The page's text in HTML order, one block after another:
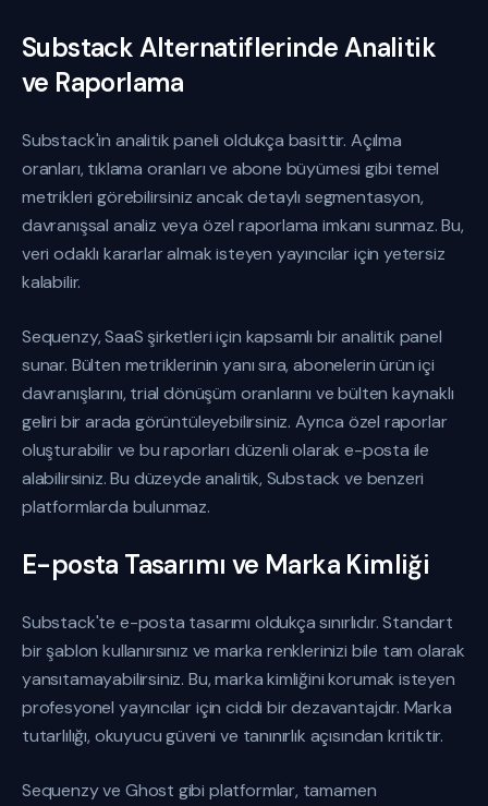
Substack Alternatiflerinde Analitik
ve Raporlama
Substack'in analitik paneli oldukça basittir. Açılma
oranları, tıklama oranları ve abone büyümesi gibi temel
metrikleri görebilirsiniz ancak detaylı segmentasyon,
davranışsal analiz veya özel raporlama imkanı sunmaz. Bu,
veri odaklı kararlar almak isteyen yayıncılar için yetersiz
kalabilir.
Sequenzy, SaaS şirketleri için kapsamlı bir analitik panel
sunar. Bülten metriklerinin yanı sıra, abonelerin ürün içi
davranışlarını, trial dönüşüm oranlarını ve bülten kaynaklı
geliri bir arada görüntüleyebilirsiniz. Ayrıca özel raporlar
oluşturabilir ve bu raporları düzenli olarak e-posta ile
alabilirsiniz. Bu düzeyde analitik, Substack ve benzeri
platformlarda bulunmaz.
E-posta Tasarımı ve Marka Kimliği
Substack'te e-posta tasarımı oldukça sınırlıdır. Standart
bir şablon kullanırsınız ve marka renklerinizi bile tam olarak
yansıtamayabilirsiniz. Bu, marka kimliğini korumak isteyen
profesyonel yayıncılar için ciddi bir dezavantajdır. Marka
tutarlılığı, okuyucu güveni ve tanınırlık açısından kritiktir.
Sequenzy ve Ghost gibi platformlar, tamamen